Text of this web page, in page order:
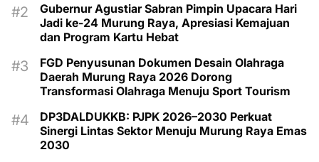
Gubernur Agustiar Sabran Pimpin Upacara Hari
Jadi ke-24 Murung Raya, Apresiasi Kemajuan
dan Program Kartu Hebat
FGD Penyusunan Dokumen Desain Olahraga
Daerah Murung Raya 2026 Dorong
Transformasi Olahraga Menuju Sport Tourism
DP3DALDUKKB: PJPK 2026–2030 Perkuat
Sinergi Lintas Sektor Menuju Murung Raya Emas
2030